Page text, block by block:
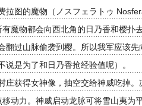
拉图的魔物（ノスフェラトゥ
魔物都会向西北角的日乃香和樱
翻过山脉偷袭到樱。所以我军应该
说是为了和日乃香抢经验值呢）。
庄获得女神像，抽空交给神威吃掉
动力。神威启动龙脉可将雪山夷